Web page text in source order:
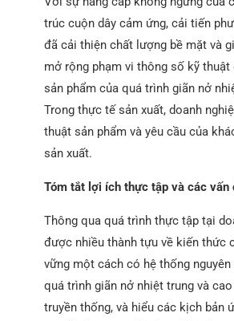
trúc cuộn dây cảm ứng, cải tiến
đã cải thiện chất lượng bề mặt và
mở rộng phạm vi thông số kỹ
sản phẩm của quá trình giãn nở
Trong thực tế sản xuất, doanh
thuật sản phẩm và yêu cầu của
sản xuất.
Tóm tắt lợi ích thực tập và các vấn
Thông qua quá trình thực tập tại
được nhiều thành tựu về kiến ​​thức
vững một cách có hệ thống
quá trình giãn nở nhiệt trung và
truyền thống, và hiểu các kịch bản